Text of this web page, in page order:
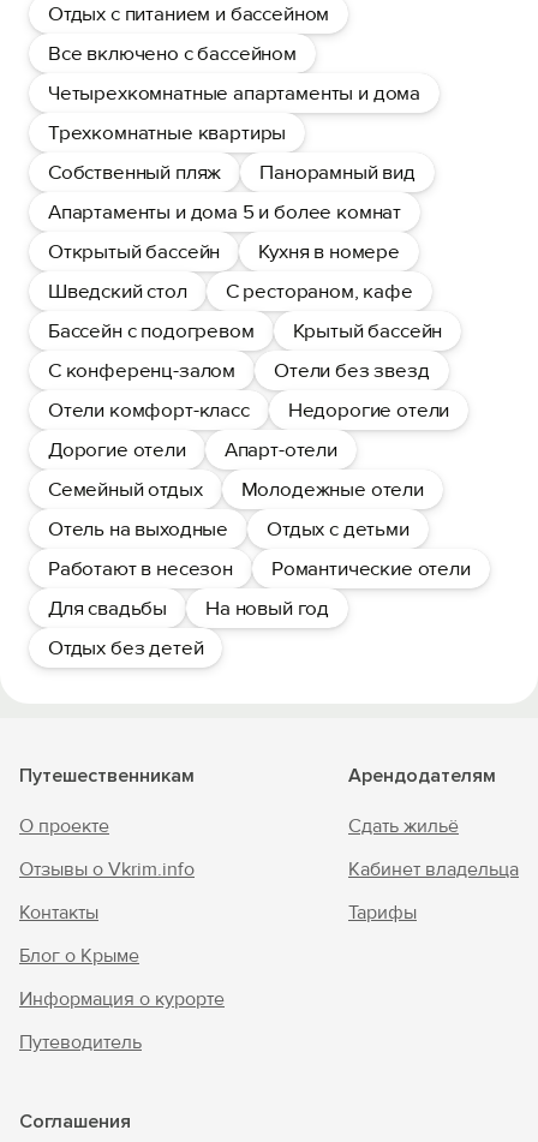
Отдых с питанием и бассейном
Все включено с бассейном
Четырехкомнатные апартаменты и дома
Трехкомнатные квартиры
Собственный пляж
Панорамный вид
Апартаменты и дома 5 и более комнат
Открытый бассейн
Кухня в номере
Шведский стол
С рестораном, кафе
Бассейн с подогревом
Крытый бассейн
С конференц-залом
Отели без звезд
Отели комфорт-класс
Недорогие отели
Дорогие отели
Апарт-отели
Семейный отдых
Молодежные отели
Отель на выходные
Отдых с детьми
Работают в несезон
Романтические отели
Для свадьбы
На новый год
Отдых без детей
Путешественникам
О проекте
Отзывы о Vkrim.info
Контакты
Блог о Крыме
Информация о курорте
Путеводитель
Арендодателям
Сдать жильё
Кабинет владельца
Тарифы
Соглашения